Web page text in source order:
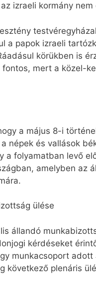
izraeli kormány
a papok izraeli
körükben is
mert a közel-
a május 8-i
népek és vallások
folyamatban levő
amelyben az
ülése
állandó
kérdéseket
munkacsoport
következő plenáris